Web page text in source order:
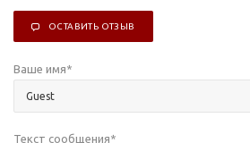
ОСТАВИТЬ ОТЗЫВ
Ваше имя*
Текст сообщения*